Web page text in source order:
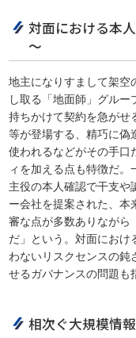
対面における本
～
地主になりすまして架空
し取る「地面師」グル
持ちかけて契約を急がせ
等が登場する、精巧に偽
使われるなどがその手口
ィを加える点も特徴だ
主役の本人確認で干支や
ー会社を提案された、本
審な点が多数ありながら
だ」という。対面におけ
わないリスクセンスの鈍
せるガバナンスの問題も
相次ぐ大規模情